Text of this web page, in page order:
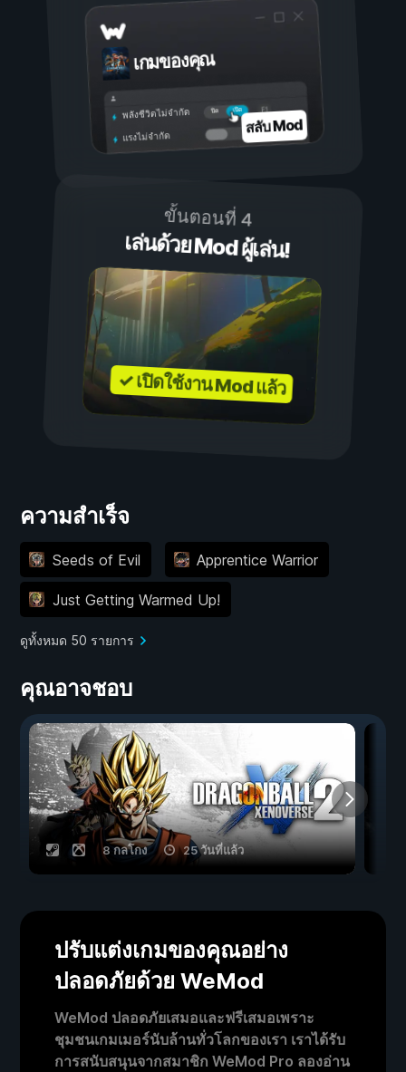
เกมของคุณ
เปิด
ปิด
พลังชีวิตไม่จำกัด
แรงไม่จำกัด สลับ Mod
ขั้นตอนที่ 4
เล่นด้วย Mod ผู้เล่น!
✓ เปิดใช้งาน Mod แล้ว
ความสำเร็จ
Seeds of Evil Apprentice Warrior
Just Getting Warmed Up!
ดูทั้งหมด 50 รายการ
คุณอาจชอบ
8 กลโกง 25 วันที่แล้ว
ปรับแต่งเกมของคุณอย่าง
ปลอดภัยด้วย WeMod
WeMod ปลอดภัยเสมอและฟรีเสมอเพราะ
ชุมชนเกมเมอร์นับล้านทั่วโลกของเรา เราได้รับ
การสนับสนุนจากสมาชิก WeMod Pro ลองอ่าน